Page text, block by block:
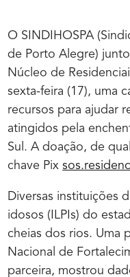
O SINDIHOSPA
de Porto Alegre)
Núcleo de
sexta-feira (17), uma
recursos para ajudar
atingidos pela
Sul. A doação, de
chave Pix
Diversas instituições
idosos (ILPIs) do
cheias dos rios. Uma
Nacional de
parceira, mostrou